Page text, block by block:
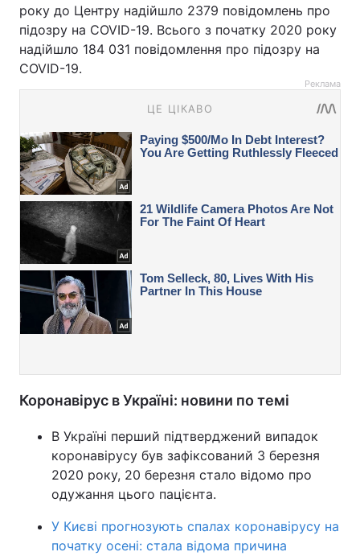
року до Центру надійшло 2379 повідомлень про
підозру на COVID-19. Всього з початку 2020 року
надійшло 184 031 повідомлення про підозру на
COVID-19.
Реклама
Коронавірус в Україні: новини по темі
В Україні перший підтверджений випадок
коронавірусу був зафіксований 3 березня
2020 року, 20 березня стало відомо про
одужання цього пацієнта.
У Києві прогнозують спалах коронавірусу на
початку осені: стала відома причина